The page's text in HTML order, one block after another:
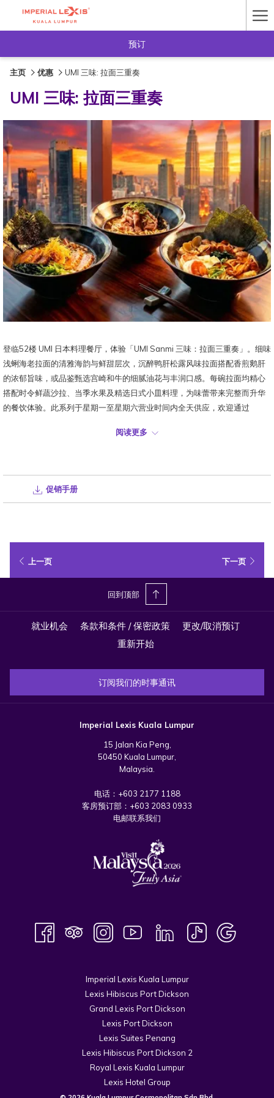
预订
主页 优惠 UMI 三味: 拉面三重奏
UMI 三味: 拉面三重奏
登临52楼 UMI 日本料理餐厅，体验「UMI Sanmi 三味：拉面三重奏」。细味
浅蜊海老拉面的清雅海韵与鲜甜层次，沉醉鸭肝松露风味拉面搭配香煎鹅肝
的浓郁旨味，或品鉴甄选宫崎和牛的细腻油花与丰润口感。每碗拉面均精心
搭配时令鲜蔬沙拉、当季水果及精选日式小皿料理，为味蕾带来完整而升华
的餐饮体验。此系列于星期一至星期六营业时间内全天供应，欢迎通过
阅读更多
促销手册
上一页 下一页
回到顶部
就业机会 条款和条件 / 保密政策
更改/取消预订
重新开始
订阅我们的时事通讯
Imperial Lexis Kuala Lumpur
15 Jalan Kia Peng,
50450 Kuala Lumpur,
Malaysia.
电话： +603 2177 1188
客房预订部： +603 2083 0933
电邮联系我们
Imperial Lexis Kuala Lumpur
Lexis Hibiscus Port Dickson
Grand Lexis Port Dickson
Lexis Port Dickson
Lexis Suites Penang
Lexis Hibiscus Port Dickson 2
Royal Lexis Kuala Lumpur
Lexis Hotel Group